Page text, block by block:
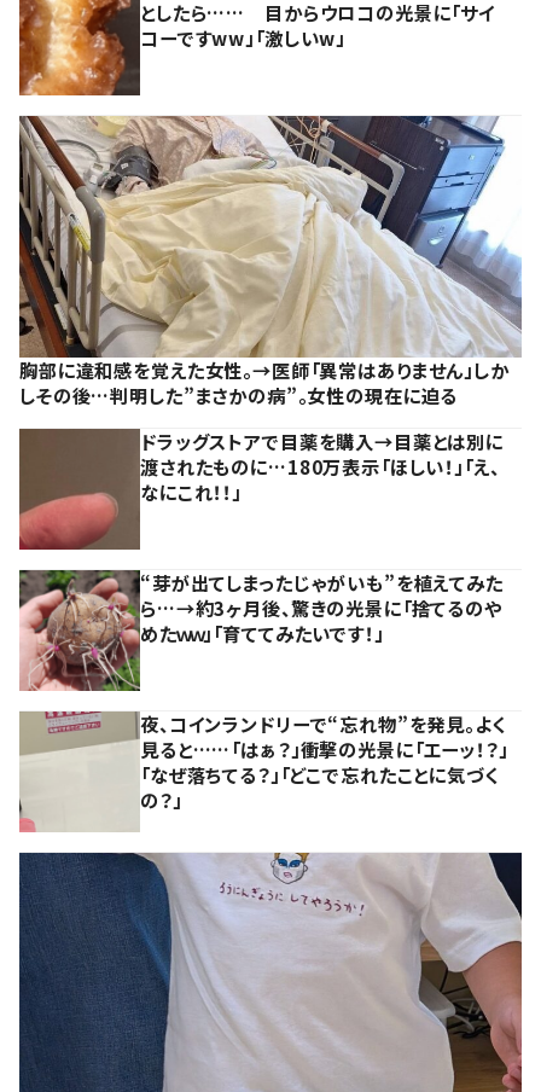
としたら…… 目からウロコの光景に「サイ
コーですww」「激しいw」
胸部に違和感を覚えた女性。→医師「異常はありません」しか
しその後…判明した”まさかの病”。女性の現在に迫る
ドラッグストアで目薬を購入→目薬とは別に
渡されたものに…180万表示「ほしい！」「え、
なにこれ！！」
“芽が出てしまったじゃがいも”を植えてみた
ら…→約3ヶ月後、驚きの光景に「捨てるのや
めたｗｗ」「育ててみたいです！」
夜、コインランドリーで“忘れ物”を発見。よく
見ると……「はぁ？」衝撃の光景に「エーッ！？」
「なぜ落ちてる？」「どこで忘れたことに気づく
の？」